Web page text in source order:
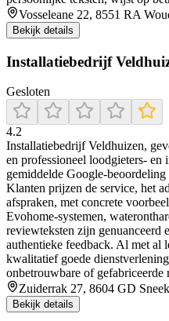
Vosseleane 22, 8551 RA
Bekijk details
Installatiebedrijf
Gesloten
4.2
Installatiebedrijf Veldhuizen,
en professioneel loodgieters- en
gemiddelde Google-
Klanten prijzen de service, het
afspraken, met concrete
Evohome-systemen,
reviewteksten zijn genuanceerd
authentieke feedback. Al met al
kwalitatief goede
onbetrouwbare of gefabriceerde
Zuiderrak 27, 8604 GD
Bekijk details